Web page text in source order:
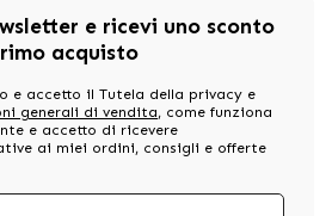
e ricevi uno sconto
acquisto
e accetto il Tutela della privacy e
generali di vendita, come funziona
e accetto di ricevere
ai miei ordini, consigli e offerte